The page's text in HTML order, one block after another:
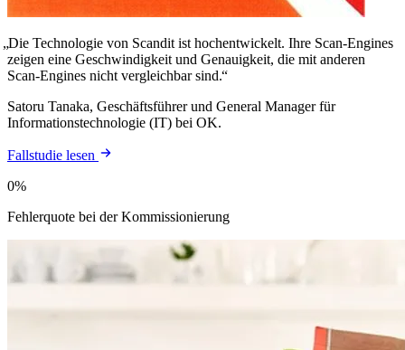
Die Technologie von Scandit ist hochentwickelt. Ihre Scan-Engines
zeigen eine Geschwindigkeit und Genauigkeit, die mit anderen
Scan-Engines nicht vergleichbar sind.
Satoru Tanaka, Geschäftsführer und General Manager für
Informationstechnologie (IT) bei OK.
Fallstudie lesen
0%
Fehlerquote bei der Kommissionierung